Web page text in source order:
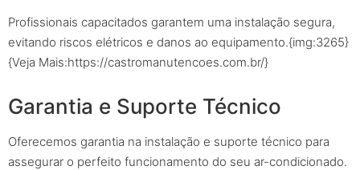
Profissionais capacitados garantem uma instalação segura,
evitando riscos elétricos e danos ao equipamento.{img:3265}
{Veja Mais:https://castromanutencoes.com.br/}
Garantia e Suporte Técnico
Oferecemos garantia na instalação e suporte técnico para
assegurar o perfeito funcionamento do seu ar-condicionado.